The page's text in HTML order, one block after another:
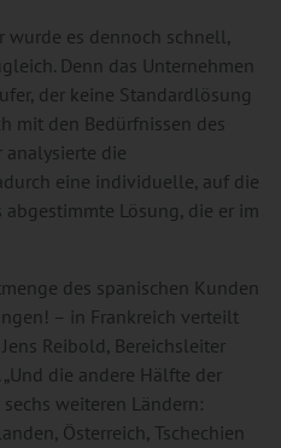
wurde es dennoch schnell,
Denn das Unternehmen
der keine Standardlösung
mit den Bedürfnissen des
analysierte die
eine individuelle, auf die
Lösung, die er im
des spanischen Kunden
– in Frankreich verteilt
Reibold, Bereichsleiter
die andere Hälfte der
weiteren Ländern:
Österreich, Tschechien